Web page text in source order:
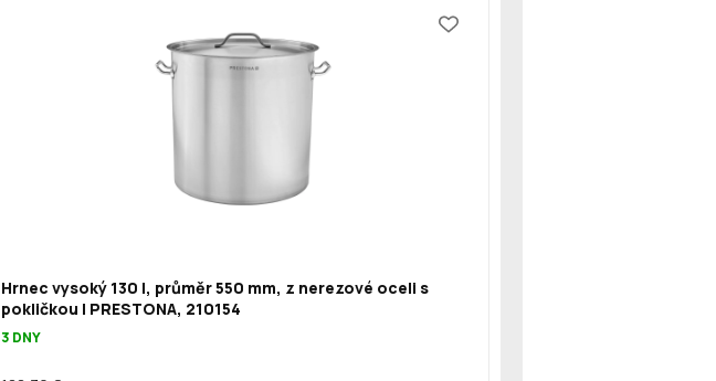
Hrnec vysoký 130 l, průměr 550 mm, z nerezové oceli s
pokličkou | PRESTONA, 210154
3 DNY